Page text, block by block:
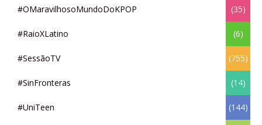
#OMaravilhosoMundoDoKPOP (35)
#RaioXLatino (6)
#SessãoTV (755)
#SinFronteras (14)
#UniTeen (144)